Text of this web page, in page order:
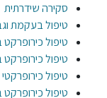
סקירה שידרתית
טיפול בעקמת
טיפול כירופרקט
טיפול
טיפול
טיפול